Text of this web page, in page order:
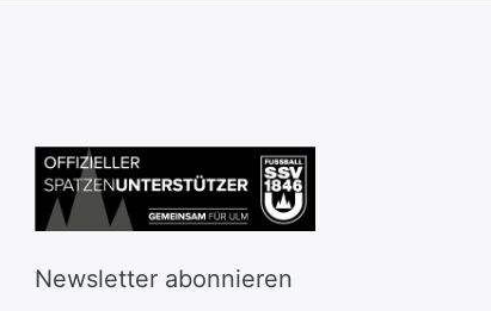
Newsletter abonnieren